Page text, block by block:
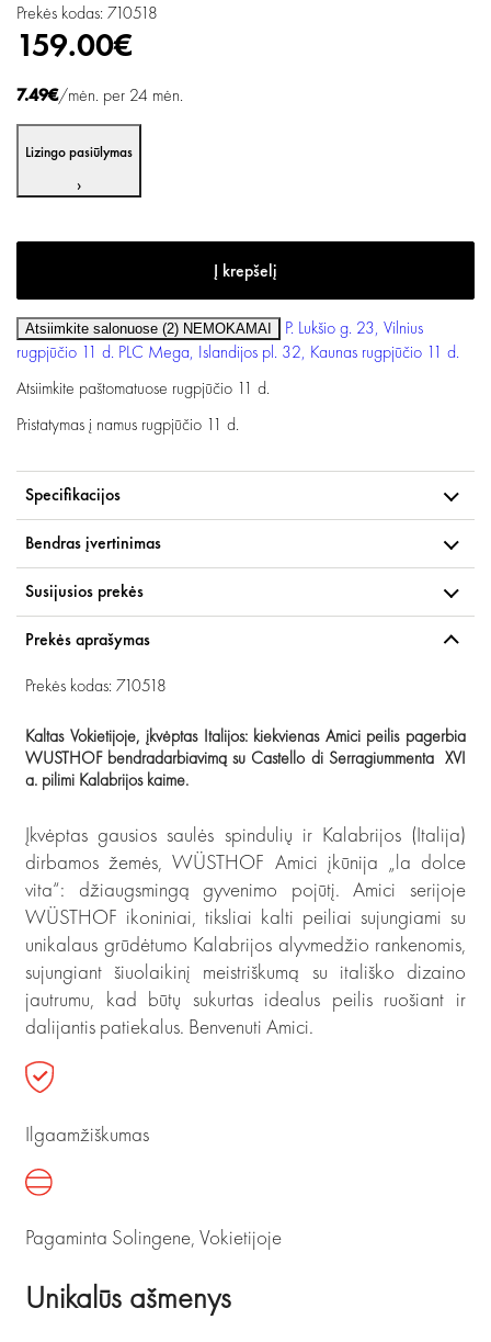
Prekės kodas: 710518
159.00€
7.49€/mėn. per 24 mėn.
Lizingo pasiūlymas
›
Atsiimkite salonuose (2) NEMOKAMAI
P. Lukšio g. 23, Vilnius
rugpjūčio 11 d. PLC Mega, Islandijos pl. 32, Kaunas rugpjūčio 11 d.
Atsiimkite paštomatuose rugpjūčio 11 d.
Pristatymas į namus rugpjūčio 11 d.
Specifikacijos
Bendras įvertinimas
Susijusios prekės
Prekės aprašymas
Prekės kodas: 710518
Kaltas Vokietijoje, įkvėptas Italijos: kiekvienas Amici peilis pagerbia
WUSTHOF bendradarbiavimą su Castello di Serragiummenta XVI
a. pilimi Kalabrijos kaime.
Įkvėptas gausios saulės spindulių ir Kalabrijos (Italija)
dirbamos žemės, WÜSTHOF Amici įkūnija „la dolce
vita“: džiaugsmingą gyvenimo pojūtį. Amici serijoje
WÜSTHOF ikoniniai, tiksliai kalti peiliai sujungiami su
unikalaus grūdėtumo Kalabrijos alyvmedžio rankenomis,
sujungiant šiuolaikinį meistriškumą su itališko dizaino
jautrumu, kad būtų sukurtas idealus peilis ruošiant ir
dalijantis patiekalus. Benvenuti Amici.
Ilgaamžiškumas
Pagaminta Solingene, Vokietijoje
Unikalūs ašmenys